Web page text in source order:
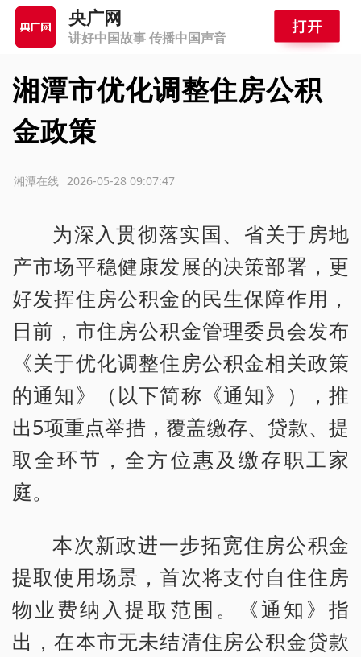
央广网
讲好中国故事 传播中国声音
湘潭市优化调整住房公积
金政策
2026-05-28 09:07:47
湘潭在线
为深入贯彻落实国、省关于房地
产市场平稳健康发展的决策部署，更
好发挥住房公积金的民生保障作用，
日前，市住房公积金管理委员会发布
《关于优化调整住房公积金相关政策
的通知》（以下简称《通知》），推
出5项重点举措，覆盖缴存、贷款、提
取全环节，全方位惠及缴存职工家
庭。
本次新政进一步拓宽住房公积金
提取使用场景，首次将支付自住住房
物业费纳入提取范围。《通知》指
出，在本市无未结清住房公积金贷款